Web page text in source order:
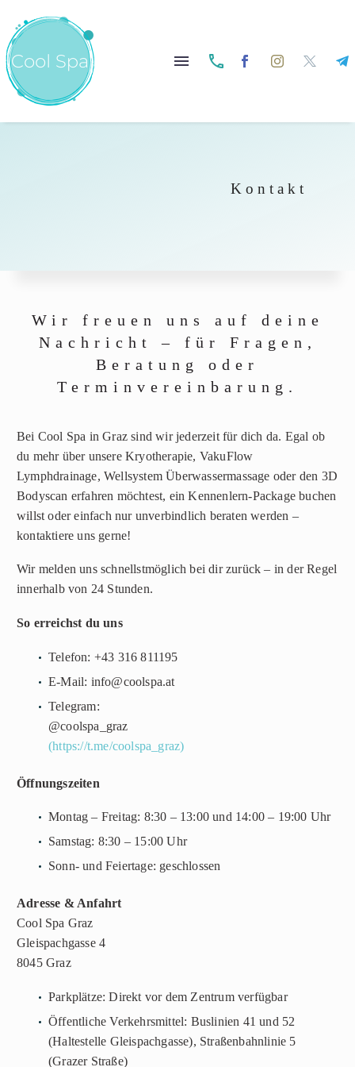


Kontakt
Wir freuen uns auf deine
Nachricht – für Fragen,
Beratung oder
Terminvereinbarung.
Bei Cool Spa in Graz sind wir jederzeit für dich da. Egal ob
du mehr über unsere Kryotherapie, VakuFlow
Lymphdrainage, Wellsystem Überwassermassage oder den 3D
Bodyscan erfahren möchtest, ein Kennenlern-Package buchen
willst oder einfach nur unverbindlich beraten werden –
kontaktiere uns gerne!
Wir melden uns schnellstmöglich bei dir zurück – in der Regel
innerhalb von 24 Stunden.
So erreichst du uns
Telefon: +43 316 811195
E-Mail: info@coolspa.at
Telegram:
@coolspa_graz
(https://t.me/coolspa_graz)
Öffnungszeiten
Montag – Freitag: 8:30 – 13:00 und 14:00 – 19:00 Uhr
Samstag: 8:30 – 15:00 Uhr
Sonn- und Feiertage: geschlossen
Adresse & Anfahrt
Cool Spa Graz
Gleispachgasse 4
8045 Graz
Parkplätze: Direkt vor dem Zentrum verfügbar
Öffentliche Verkehrsmittel: Buslinien 41 und 52
(Haltestelle Gleispachgasse), Straßenbahnlinie 5
(Grazer Straße)